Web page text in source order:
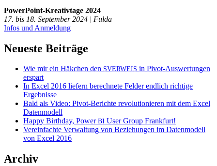
PowerPoint-Kreativtage 2024
17. bis 18. September 2024 | Fulda
Infos und Anmeldung
Neueste Beiträge
Wie mir ein Häkchen den SVERWEIS in Pivot-Auswertungen
erspart
In Excel 2016 liefern berechnete Felder endlich richtige
Ergebnisse
Bald als Video: Pivot-Berichte revolutionieren mit dem Excel
Datenmodell
Happy Birthday, PowerBI User Group Frankfurt!
Vereinfachte Verwaltung von Beziehungen im Datenmodell
von Excel 2016
Archiv